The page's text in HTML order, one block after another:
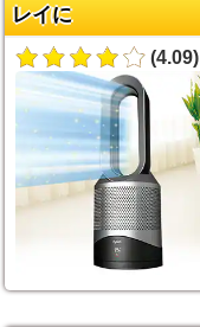
レイに
(4.09)